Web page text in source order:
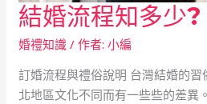
結婚流程知多少?
婚禮知識 / 作者:小編
訂婚流程與禮俗說明 台灣結婚的
北地區文化不同而有一些些的差異
結
婚
流
程
知